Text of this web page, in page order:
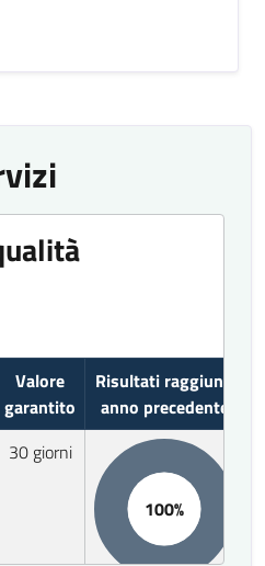
Valore
garantito
Risultati raggiunti
anno precedente
30 giorni
100%